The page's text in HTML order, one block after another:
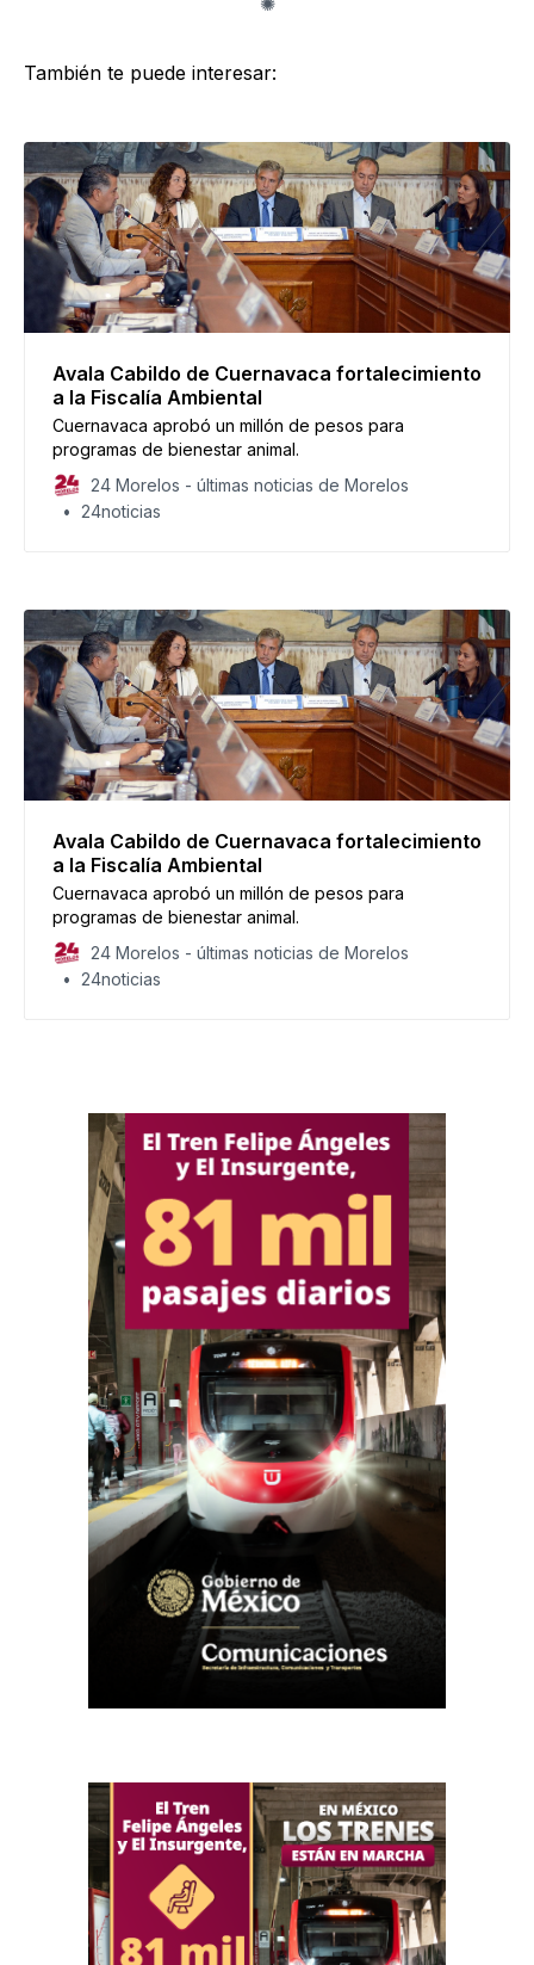
También te puede interesar:
Avala Cabildo de Cuernavaca fortalecimiento
a la Fiscalía Ambiental
Cuernavaca aprobó un millón de pesos para
programas de bienestar animal.
24 Morelos - últimas noticias de Morelos
24noticias
Avala Cabildo de Cuernavaca fortalecimiento
a la Fiscalía Ambiental
Cuernavaca aprobó un millón de pesos para
programas de bienestar animal.
24 Morelos - últimas noticias de Morelos
24noticias